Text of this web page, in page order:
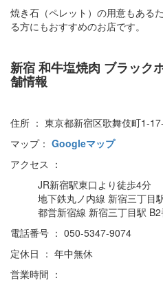
焼き石（ペレット）の用意もある
る方にもおすすめのお店です。
新宿 和牛塩焼肉 ブラック
舗情報
住所 ： 東京都新宿区歌舞伎町1-
マップ： Googleマップ
アクセス ：
JR新宿駅東口より徒歩4分
地下鉄丸ノ内線 新宿三丁目
都営新宿線 新宿三丁目駅
電話番号 ： 050-5347-9074
定休日 ： 年中無休
営業時間 ：